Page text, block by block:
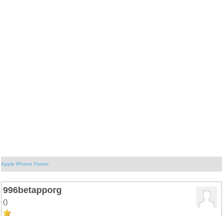
Apple iPhone Forum
996betapporg
()